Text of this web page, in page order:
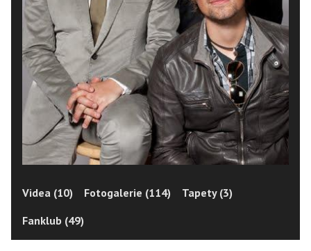
Videa (10) Fotogalerie (114)
Tapety (3)
Fanklub (49)